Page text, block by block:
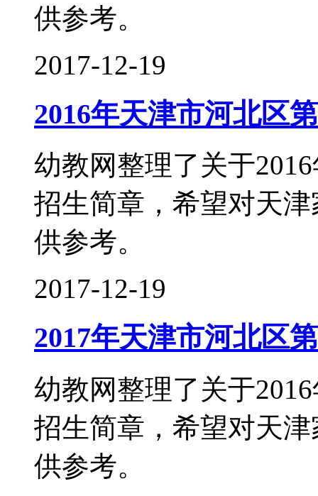
供参考。
2017-12-19
2016年天津市河北区
幼教网整理了关于
招生简章，希望对天
供参考。
2017-12-19
2017年天津市河北区
幼教网整理了关于
招生简章，希望对天
供参考。